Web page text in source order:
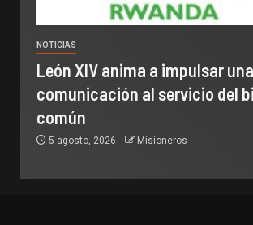
NOTICIAS
León XIV anima a impulsar una
comunicación al servicio del
común
5 agosto, 2026 Misioneros